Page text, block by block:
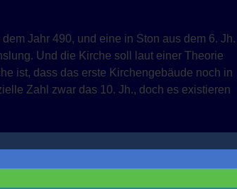
Jahr 490, und eine in Ston aus dem 6. Jh.
Und die Kirche soll laut einer Theorie
ist, dass das erste Kirchengebäude noch in
Zahl zwar das 10. Jh., doch es existieren